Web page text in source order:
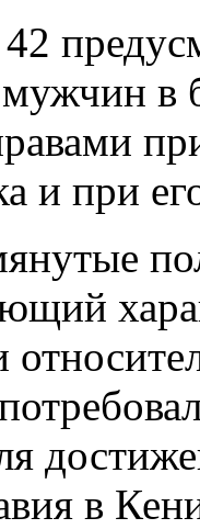
в
и при
в